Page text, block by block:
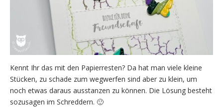
Kennt Ihr das mit den Papierresten? Da hat man viele kleine
Stücken, zu schade zum wegwerfen sind aber zu klein, um
noch etwas daraus ausstanzen zu können. Die Lösung besteht
sozusagen im Schreddern. 🙂